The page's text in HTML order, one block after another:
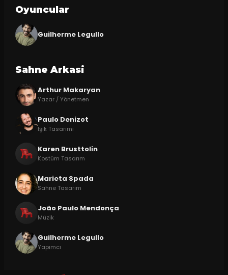
Oyuncular
Guilherme Legullo
Sahne Arkasi
Arthur Makaryan
Yazar / Yönetmen
Paulo Denizot
Işık Tasarımı
Karen Brusttolin
Kostüm Tasarım
Marieta Spada
Sahne Tasarım
João Paulo Mendonça
Müzik
Guilherme Legullo
Yapımcı